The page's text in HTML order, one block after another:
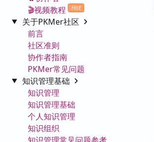
🎬视频教程
Hot
关于PKMer社区
前言
社区准则
协作者指南
PKMer常见问题
知识管理基础
知识管理
知识管理基础
个人知识管理
知识组织
知识管理常见问题参考